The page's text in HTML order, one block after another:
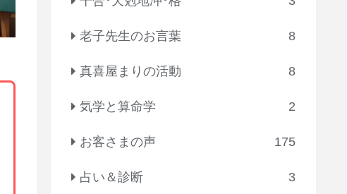
老子先生のお言葉 8
真喜屋まりの活動 8
気学と算命学 2
お客さまの声 175
占い＆診断 3